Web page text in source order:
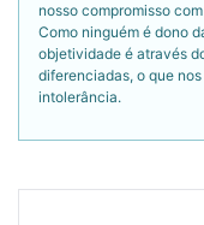
nosso compromisso
Como ninguém é dono
objetividade é através
diferenciadas, o que
intolerância.